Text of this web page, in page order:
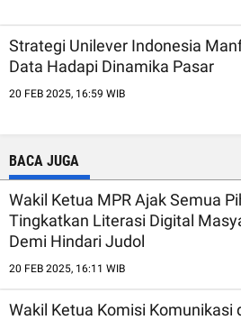
Strategi Unilever Indonesia
Data Hadapi Dinamika Pasar
20 FEB 2025, 16:59 WIB
BACA JUGA
Wakil Ketua MPR Ajak Semua
Tingkatkan Literasi Digital
Demi Hindari Judol
20 FEB 2025, 16:11 WIB
Wakil Ketua Komisi Komunikasi